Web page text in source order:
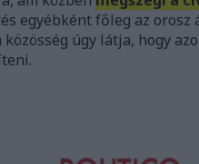
egyébként főleg az
úgy látja, hogy